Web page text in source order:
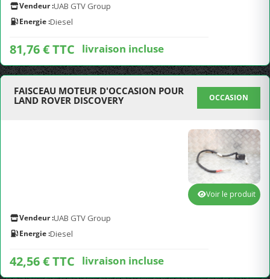
Vendeur :UAB GTV Group
Energie :Diesel
81,76 € TTC livraison incluse
FAISCEAU MOTEUR D'OCCASION POUR
LAND ROVER DISCOVERY
OCCASION
Vendeur :UAB GTV Group
Energie :Diesel
42,56 € TTC livraison incluse
Voir le produit